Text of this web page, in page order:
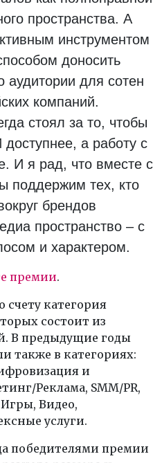
пространства. А
инструментом
доносить
аудитории для сотен
компаний.
стоял за то, чтобы
а работу с
И я рад, что вместе с
поддержим тех, кто
брендов
пространство – с
и характером.
премии.
счету категория
состоит из
В предыдущие годы
также в категориях:
и
Реклама, SMM/PR,
Видео,
услуги.
победителями премии